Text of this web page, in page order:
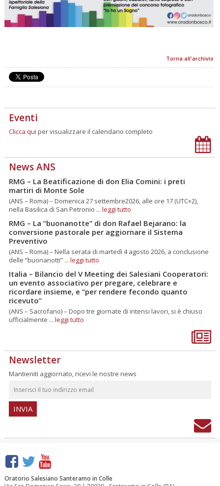
Torna all'archivio
Eventi
Clicca qui per visualizzare il calendario completo
News ANS
RMG – La Beatificazione di don Elia Comini: i preti
martiri di Monte Sole
(ANS – Roma) – Domenica 27 settembre2026, alle ore 17 (UTC+2),
nella Basilica di San Petronio ... leggi tutto
RMG – La “buonanotte” di don Rafael Bejarano: la
conversione pastorale per aggiornare il Sistema
Preventivo
(ANS – Roma) – Nella serata di martedì 4 agosto 2026, a conclusione
delle “buonanotti” ... leggi tutto
Italia – Bilancio del V Meeting dei Salesiani Cooperatori:
un evento associativo per pregare, celebrare e
ricordare insieme, e “per rendere fecondo quanto
ricevuto”
(ANS – Sacrofano) – Dopo tre giornate di intensi lavori, si è chiuso
ufficialmente ... leggi tutto
Newsletter
Mantieniti aggiornato, ricevi le nostre news
Oratorio Salesiano Santeramo in Colle